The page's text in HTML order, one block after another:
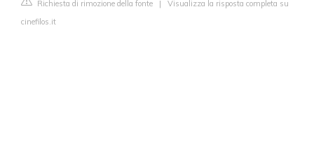
Richiesta di rimozione della fonte | Visualizza la risposta completa su
cinefilos.it